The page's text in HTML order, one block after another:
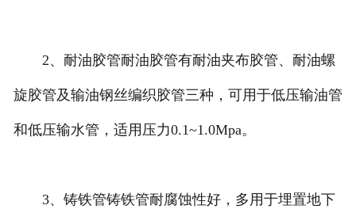
2、耐油胶管耐油胶管有耐油夹布胶管、耐油螺
旋胶管及输油钢丝编织胶管三种，可用于低压输油管
和低压输水管，适用压力0.1~1.0Mpa。
3、铸铁管铸铁管耐腐蚀性好，多用于埋置地下